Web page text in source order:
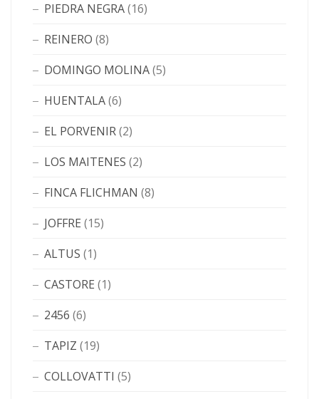
PIEDRA NEGRA(16)
REINERO (8)
DOMINGO MOLINA(5)
HUENTALA(6)
EL PORVENIR(2)
LOS MAITENES (2)
FINCA FLICHMAN (8)
JOFFRE (15)
ALTUS (1)
CASTORE (1)
2456 (6)
TAPIZ (19)
COLLOVATTI (5)